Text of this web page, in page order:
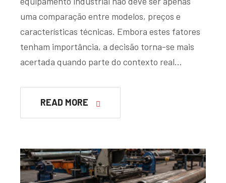
uma comparação entre modelos, preços e
características técnicas. Embora estes fatores
tenham importância, a decisão torna-se mais
acertada quando parte do contexto real…
READ MORE